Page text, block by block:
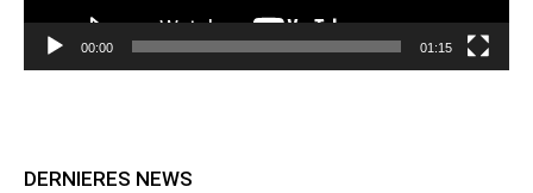
00:00 01:15
DERNIERES NEWS